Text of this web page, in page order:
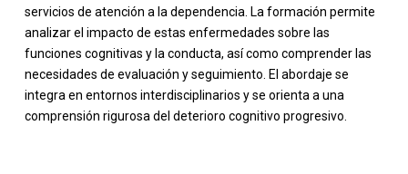
servicios de atención a la dependencia. La formación permite
analizar el impacto de estas enfermedades sobre las
funciones cognitivas y la conducta, así como comprender las
necesidades de evaluación y seguimiento. El abordaje se
integra en entornos interdisciplinarios y se orienta a una
comprensión rigurosa del deterioro cognitivo progresivo.
-